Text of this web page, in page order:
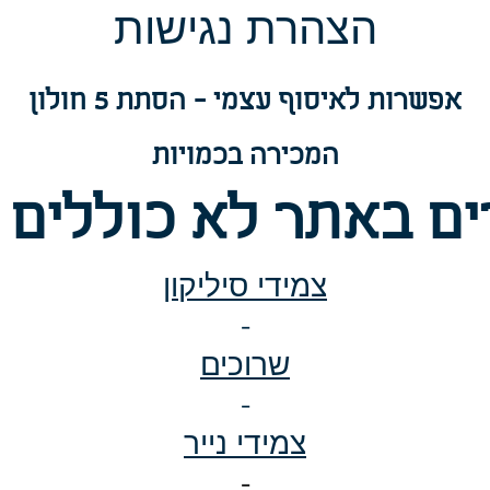
הצהרת נגישות
אפשרות לאיסוף עצמי - הסתת 5 חולון
המכירה בכמויות
באתר לא
צמידי סיליקון
-
שרוכים
-
צמידי נייר
-